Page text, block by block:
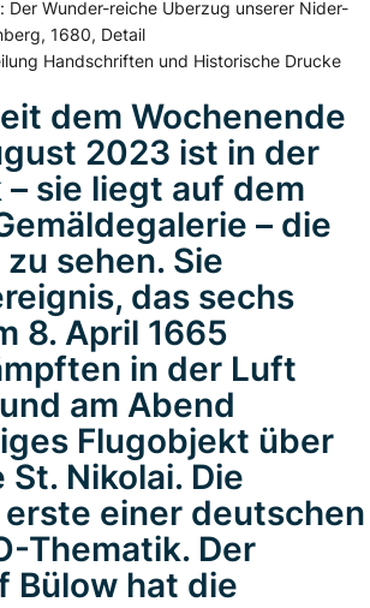
Der Wunder-reiche Uberzug unserer Nider-
1680, Detail
Handschriften und Historische Drucke
dem Wochenende
2023 ist in der
sie liegt auf dem
– die
sehen. Sie
das sechs
8. April 1665
in der Luft
am Abend
Flugobjekt über
Nikolai. Die
einer deutschen
Thematik. Der
Bülow hat die